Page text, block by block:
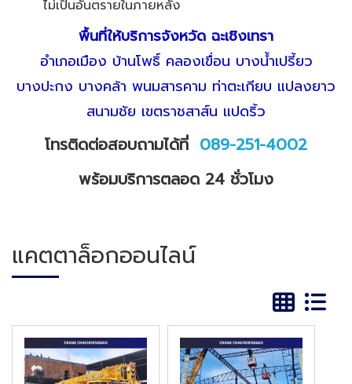
ไม่เป็นอันตรายในภายหลัง
พื้นที่ให้บริการจังหวัด ฉะเชิงเทรา
อำเภอเมือง บ้านโพธิ์ คลองเขื่อน บางน้ำเปรี้ยว
บางปะกง บางคล้า พนมสารคาม ท่าตะเกียบ แปลงยาว
สนามชัย เขตราชสาส์น แปดริ้ว
โทรติดต่อสอบถามได้ที่ 089-251-4002
พร้อมบริการตลอด 24 ชั่วโมง
แคตตาล็อกออนไลน์